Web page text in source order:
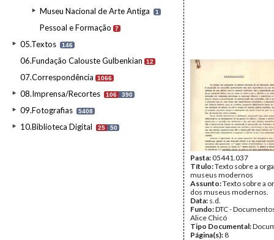
Museu Nacional de Arte Antiga 1
Pessoal e Formação 7
05.Textos 146
06.Fundação Calouste Gulbenkian 12
07.Correspondência 1066
08.Imprensa/Recortes 106 390
09.Fotografias 5408
10.Biblioteca Digital 25 50
Pasta:05441.037
Título:Texto sobre a
museus modernos
Assunto:Texto sobre a
dos museus modernos.
Data: s.d.
Fundo:DTC -
Alice Chicó
Tipo Documental:
Página(s): 8